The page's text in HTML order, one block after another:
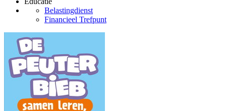
Belastingdienst
Financieel Trefpunt